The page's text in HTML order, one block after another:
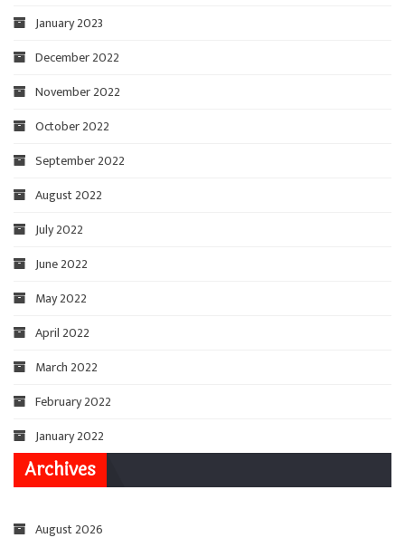
January 2023
December 2022
November 2022
October 2022
September 2022
August 2022
July 2022
June 2022
May 2022
April 2022
March 2022
February 2022
January 2022
Archives
August 2026